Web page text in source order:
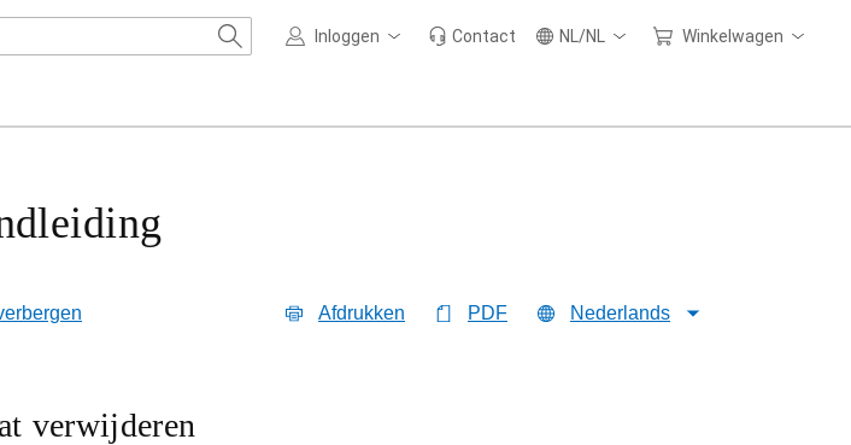
Inloggen Contact NL/NL Winkelwagen
Afdrukken PDF Nederlands
verwijderen